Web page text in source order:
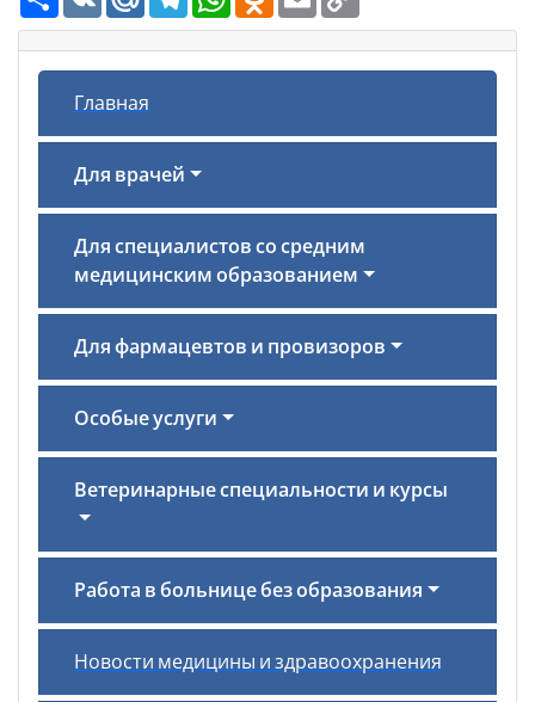
Главная
Для врачей
Для специалистов со средним
медицинским образованием
Для фармацевтов и провизоров
Особые услуги
Ветеринарные специальности и курсы
Работа в больнице без образования
Новости медицины и здравоохранения